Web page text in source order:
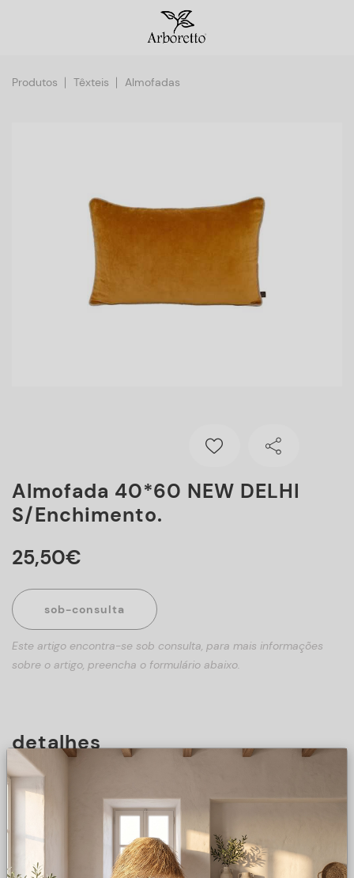
Produtos Têxteis Almofadas
Almofada 40*60 NEW DELHI
S/enchimento.
25,50€
sob-consulta
Este artigo encontra-se sob consulta, para mais informações
sobre o artigo, preencha o formulário abaixo.
detalhes
DESCRIÇÃO